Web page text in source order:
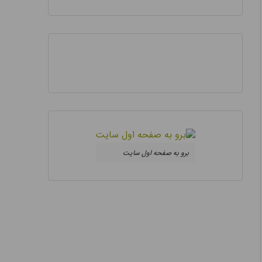
برو به صفحه اول سایت